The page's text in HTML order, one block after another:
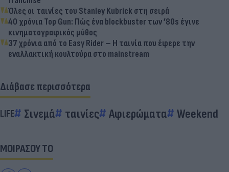
Όλες οι ταινίες του Stanley Kubrick στη σειρά
40 χρόνια Top Gun: Πώς ένα blockbuster των ’80s έγινε
κινηματογραφικός μύθος
37 χρόνια από το Easy Rider – Η ταινία που έφερε την
εναλλακτική κουλτούρα στο mainstream
Διάβασε περισσότερα
LIFE Σινεμά ταινίες Αφιερώματα Weekend
ΜΟΙΡΑΣΟΥ ΤΟ